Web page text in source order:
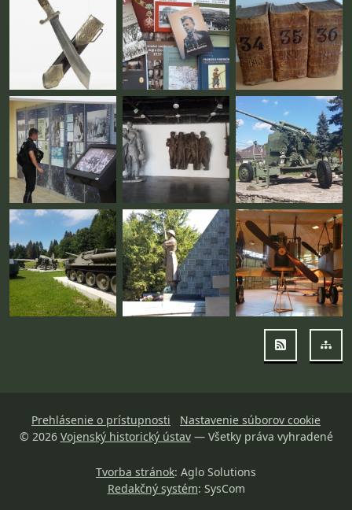
RSS
Prehlásenie o prístupnosti
Nastavenie súborov cookie
© 2026 Vojenský historický ústav— Všetky práva vyhradené
Tvorba stránok: Aglo Solutions
Redakčný systém: SysCom